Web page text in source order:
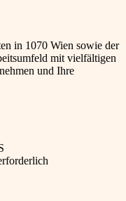
in 1070 Wien sowie der
mit vielfältigen
und Ihre